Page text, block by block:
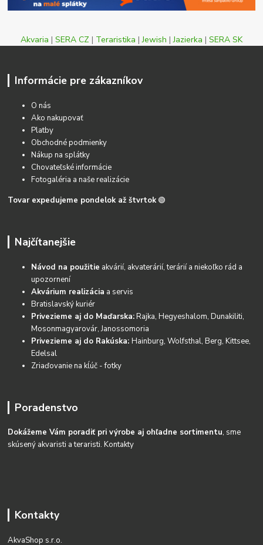
Akvaria | SERA CZ | Teraristika |Jewish |Jazierka | SERA SK
Informácie pre zákazníkov
O nás
Ako nakupovať
Platby
Obchodné podmienky
Nákup na splátky
Chovateľské informácie
Fotogaléria a naše realizácie
Tovar expedujeme pondelok až štvrtok 🟢
Najčítanejšie
Návod na použitie akvárií, akvaterárií, terárií a niekoľko rád a
upozornení
Akvárium realizácia a servis
Bratislavský kuriér
Privezieme aj do Maďarska:Rajka, Hegyeshalom, Dunakiliti,
Mosonmagyarovár, Janossomoria
Privezieme aj do Rakúska:Hainburg, Wolfsthal, Berg, Kittsee,
Edelsal
Zriaďovanie na kĺúč - fotky
Poradenstvo
Dokážeme Vám poradiť pri výrobe aj ohľadne sortimentu, sme
skúsený akvaristi a teraristi.Kontakty
Kontakty
AkvaShop s.r.o.